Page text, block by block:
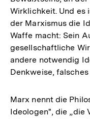
Wirklichkeit. Und es
der Marxismus die
Waffe macht: Sein
gesellschaftliche
andere notwendig
Denkweise,
Marx nennt die
Ideologen", die „die